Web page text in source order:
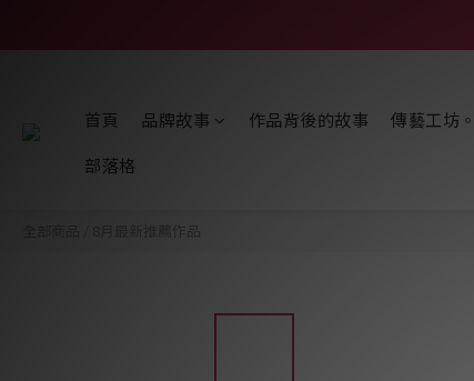
首頁 品牌故事 作品背後的故事 傳藝工坊
部落格